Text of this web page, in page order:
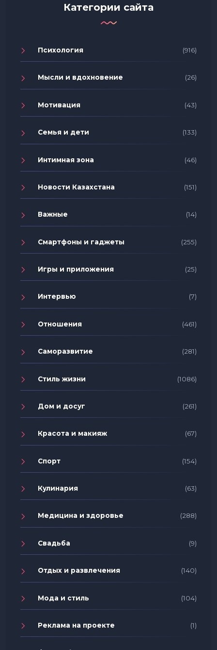
Категории сайта
Психология (916)
Мысли и вдохновение (26)
Мотивация (43)
Семья и дети (133)
Интимная зона (46)
Новости Казахстана (151)
Важные (14)
Смартфоны и гаджеты (255)
Игры и приложения (25)
Интервью (7)
Отношения (461)
Саморазвитие (281)
Стиль жизни (1086)
Дом и досуг (261)
Красота и макияж (67)
Спорт (154)
Кулинария (63)
Медицина и здоровье (288)
Свадьба (9)
Отдых и развлечения (140)
Мода и стиль (104)
Реклама на проекте (1)